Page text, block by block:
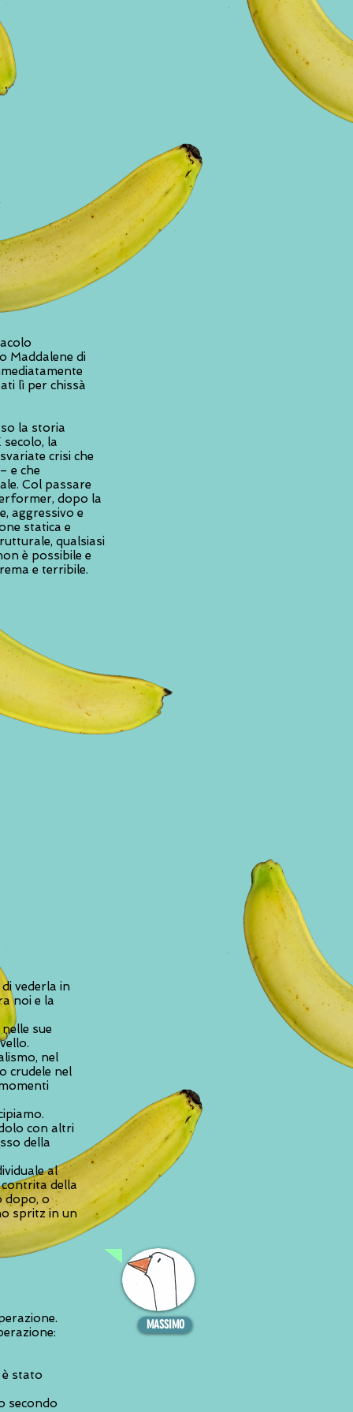
Maddalene di
lì per chissà
la storia
la
crisi che
e che
Col passare
dopo la
aggressivo e
statica e
qualsiasi
è possibile e
e terribile.
vederla in
noi e la
sue
nel
crudele nel
con altri
della
al
della
dopo, o
spritz in un
stato
secondo
MASSIMO